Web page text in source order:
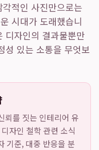
적인 사진만으로는
시대가 도래했습니
디자인의 결과물뿐만
성 있는 소통을 무엇보
뢰를 짓는 인테리어 유
자인 철학관련 소식
기준, 대중 반응을 분